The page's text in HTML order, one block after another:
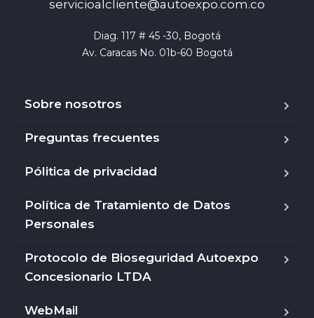
servicioalcliente@autoexpo.com.co
Diag. 117 # 45 -30, Bogotá
Av. Caracas No. 01b-60 Bogotá
Sobre nosotros
Preguntas frecuentes
Pólitica de privacidad
Política de Tratamiento de Datos
Personales
Protocolo de Bioseguridad Autoexpo
Concesionario LTDA
WebMail